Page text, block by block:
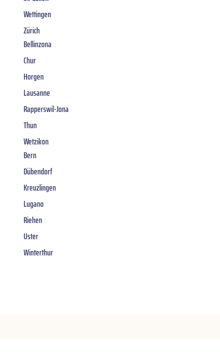
Wettingen
Zürich
Bellinzona
Chur
Horgen
Lausanne
Rapperswil-Jona
Thun
Wetzikon
Bern
Dübendorf
Kreuzlingen
Lugano
Riehen
Uster
Winterthur